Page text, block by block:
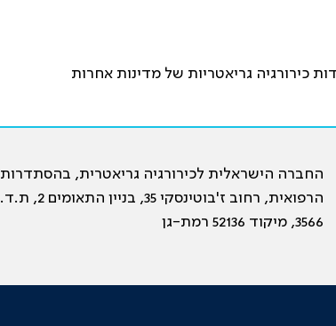
כירורגיה גריאטריות של מדינות אחרות
החברה הישראלית לכירורגיה גריאטרית, בהסתדרות
הרפואית, רחוב ז'בוטינסקי 35, בניין התאומים 2, ת.ד.
3566, מיקוד 52136 רמת-גן